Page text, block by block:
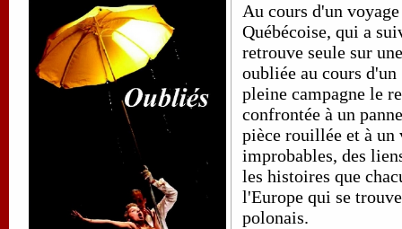
Au cours d'un
Québécoise, qui a
retrouve seule sur
oubliée au cours
pleine campagne le
confrontée à un
pièce rouillée et à
improbables, des
les histoires que
l'Europe qui se
polonais.